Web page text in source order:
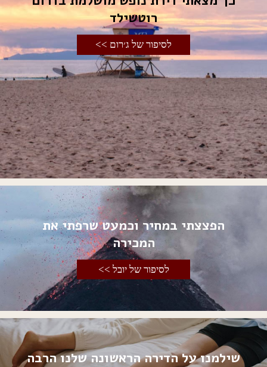
רוטשילד
לסיפור של ג׳רום >>
הפצצתי במחיר וכמעט שרפתי את
המכירה
לסיפור של יובל >>
שילמנו על הדירה הראשונה שלנו הרבה